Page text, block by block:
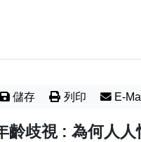
儲存 列印 E-
齡歧視 : 為何人